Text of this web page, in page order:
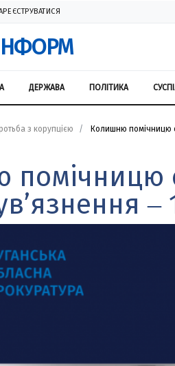
ДЕРЖАВА ПОЛІТИКА
з корупцією Колишню помічницю
‒